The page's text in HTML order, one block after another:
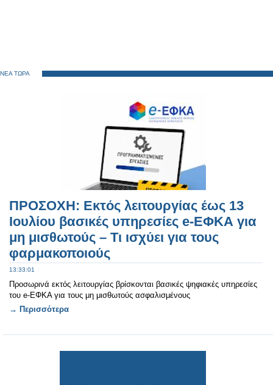
ΝΕΑ ΤΩΡΑ
ΠΡΟΣΟΧΗ: Εκτός λειτουργίας έως 13
Ιουλίου βασικές υπηρεσίες e-ΕΦΚΑ για
μη μισθωτούς – Τι ισχύει για τους
φαρμακοποιούς
13:33:01
Προσωρινά εκτός λειτουργίας βρίσκονται βασικές ψηφιακές υπηρεσίες
του e-ΕΦΚΑ για τους μη μισθωτούς ασφαλισμένους
→ Περισσότερα